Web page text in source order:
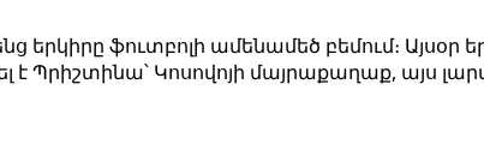
երկիրը ֆուտբոլի ամենամեծ բեմում։
Կոսովոյի մայրաքաղաք, այս